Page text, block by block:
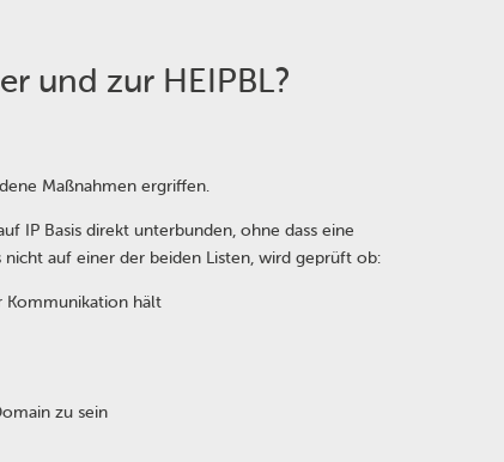
und zur HEIPBL?
Maßnahmen ergriffen.
IP Basis direkt unterbunden, ohne dass eine
auf einer der beiden Listen, wird geprüft ob:
Kommunikation hält
zu sein